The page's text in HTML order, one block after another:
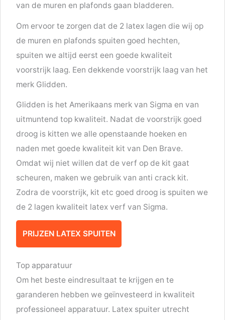
van de muren en plafonds gaan bladderen.
Om ervoor te zorgen dat de 2 latex lagen die wij op
de muren en plafonds spuiten goed hechten,
spuiten we altijd eerst een goede kwaliteit
voorstrijk laag. Een dekkende voorstrijk laag van het
merk Glidden.
Glidden is het Amerikaans merk van Sigma en van
uitmuntend top kwaliteit. Nadat de voorstrijk goed
droog is kitten we alle openstaande hoeken en
naden met goede kwaliteit kit van Den Brave.
Omdat wij niet willen dat de verf op de kit gaat
scheuren, maken we gebruik van anti crack kit.
Zodra de voorstrijk, kit etc goed droog is spuiten we
de 2 lagen kwaliteit latex verf van Sigma.
PRIJZEN LATEX SPUITEN
Top apparatuur
Om het beste eindresultaat te krijgen en te
garanderen hebben we geïnvesteerd in kwaliteit
professioneel apparatuur. Latex spuiter utrecht